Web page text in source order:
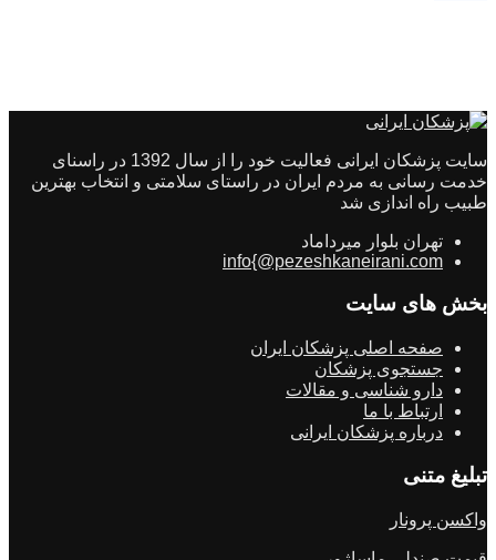
سایت پزشکان ایرانی فعالیت خود را از سال 1392 در راسنای
خدمت رسانی به مردم ایران در راستای سلامتی و انتخاب بهترین
طبیب راه اندازی شد
تهران بلوار میرداماد
info{@pezeshkaneirani.com
بخش های سایت
صفحه اصلی پزشکان ایران
جستجوی پزشکان
دارو شناسی و مقالات
ارتباط با ما
درباره پزشکان ایرانی
تبلیغ متنی
واکسن پرونار